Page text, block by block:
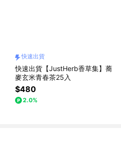
快速出貨
快速出貨【JustHerb香草集】蕎
麥玄米青春茶25入
$480
2.0%